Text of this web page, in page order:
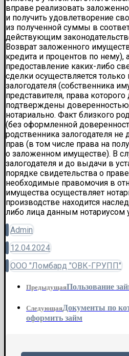
вправе реализовать
и получить удовлетворение
из полученной суммы в
действующим
Возврат заложенного
кредита и процентов по нему),
предоставление каких-либо
сделки осуществляется
залогодателя (собственника
представителя, права
подтверждены
нотариально. Факт близкого
(без оформленной
родственника залогодателя не
прав (в том числе права на
о заложенном имуществе). В
залогодателя и до выдачи в
порядке свидетельства о
необходимые правомочия в
имущества осуществляет
производстве находится
либо лица данным нотариусом
Admin
12.04.2024
ООО "Ломбард "ОВК-ГРУПП"
ПредыдущаяПользование
СледующаяДокументы по
оформить займ